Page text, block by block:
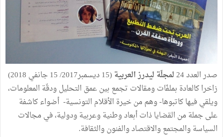
صدر العدد 24 لمجلّة ليدرز العربية
(15 ديسمبر2017/ 15 جانفي 2018)
زاخرا كالعادة بملفّات ومقالات تجمع بين عمق التحليل ودقّة المعلومات،
ويلقي فيها كاتبوها- وهم من خيرة الأقلام التونسية- أضواء كاشفة
على جملة من القضايا ذات أبعاد وطنية وعربية ودولية، في مجالات
السياسة والمجتمع والاقتصاد والفنون والثقافة.